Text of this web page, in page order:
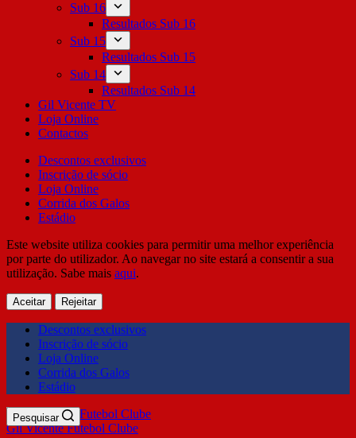
Sub 16
Resultados Sub 16
Sub 15
Resultados Sub 15
Sub 14
Resultados Sub 14
Gil Vicente TV
Loja Online
Contactos
Descontos exclusivos
Inscrição de sócio
Loja Online
Corrida dos Galos
Estádio
Este website utiliza cookies para permitir uma melhor experiência
por parte do utilizador. Ao navegar no site estará a consentir a sua
utilização. Sabe mais aqui.
Aceitar Rejeitar
Descontos exclusivos
Inscrição de sócio
Loja Online
Corrida dos Galos
Estádio
Gil Vicente Futebol Clube
Pesquisar